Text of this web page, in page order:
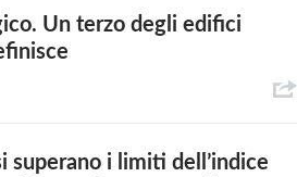
Un terzo degli edifici
superano i limiti dell’indice